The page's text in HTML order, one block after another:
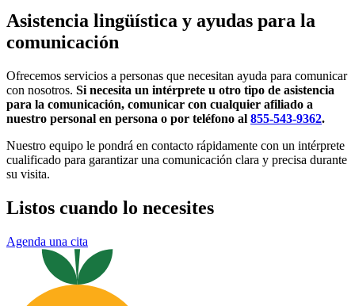
Asistencia lingüística y ayudas para la
comunicación
Ofrecemos servicios a personas que necesitan ayuda para comunicar
con nosotros. Si necesita un intérprete u otro tipo de asistencia
para la comunicación, comunicar con cualquier afiliado a
nuestro personal en persona o por teléfono al 855-543-9362.
Nuestro equipo le pondrá en contacto rápidamente con un intérprete
cualificado para garantizar una comunicación clara y precisa durante
su visita.
Listos cuando lo necesites
Agenda una cita